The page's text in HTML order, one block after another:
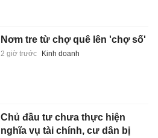
Nơm tre từ chợ quê lên 'chợ số'
2 giờ trước Kinh doanh
Chủ đầu tư chưa thực hiện
nghĩa vụ tài chính, cư dân bị